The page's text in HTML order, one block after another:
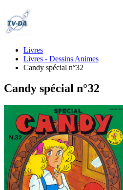
Livres
Livres - Dessins Animes
Candy spécial n°32
Candy spécial n°32